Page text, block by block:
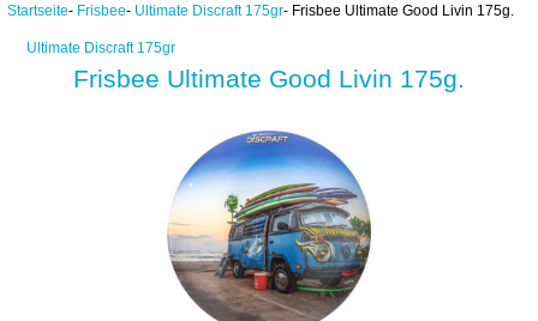
Startseite- Frisbee- Ultimate Discraft 175gr- Frisbee Ultimate Good Livin 175g.
Ultimate Discraft 175gr
Frisbee Ultimate Good Livin 175g.